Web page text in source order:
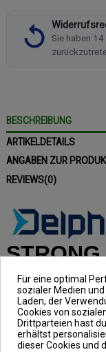
Sie haben
BESCHREIBUNG
ARTIKELDETAILS
ANGABEN ZUR
REVIEWS(0)
Stärke:
Die Stärke
ihre
Für eine optimal
sozialer Medien
Laden, der
Cookies von
Drittparteien hast
erhältst
dieser Cookies und